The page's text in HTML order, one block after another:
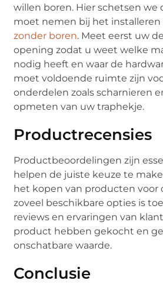
willen boren. Hier schetsen we
moet nemen bij het
zonder boren. Meet eerst uw
opening zodat u weet welke
nodig heeft en waar de
moet voldoende ruimte zijn
onderdelen zoals scharnieren
opmeten van uw traphekje.
Productrecensies
Productbeoordelingen zijn
helpen de juiste keuze te
het kopen van producten voor
zoveel beschikbare opties is
reviews en ervaringen van
product hebben gekocht en
onschatbare waarde.
Conclusie